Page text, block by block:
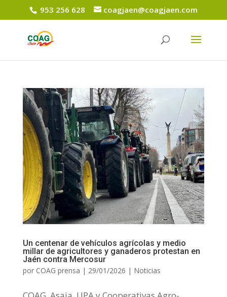
953 256 628 coagjaen@coagjaen.com
Un centenar de vehículos agrícolas y medio
millar de agricultores y ganaderos protestan en
Jaén contra Mercosur
por COAG prensa | 29/01/2026 | Noticias